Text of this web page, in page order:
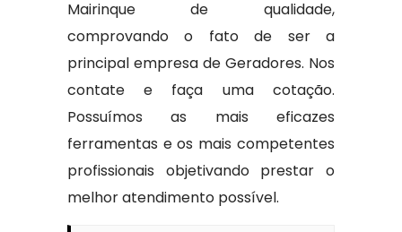
Mairinque de qualidade,
comprovando o fato de ser a
principal empresa de Geradores. Nos
contate e faça uma cotação.
Possuímos as mais eficazes
ferramentas e os mais competentes
profissionais objetivando prestar o
melhor atendimento possível.